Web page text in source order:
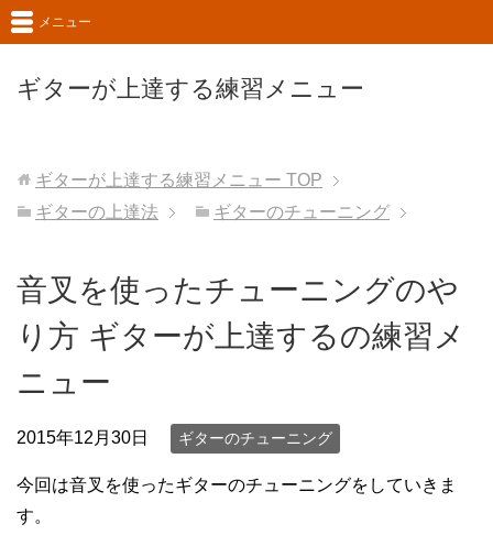
ギターが上達する練習メニュー
メニュー
ギターが上達する練習メニュー TOP
ギターの上達法
ギターのチューニング
音叉を使ったチューニングのや
り方 ギターが上達するの練習メ
ニュー
2015年12月30日 ギターのチューニング
今回は音叉を使ったギターのチューニングをしていきま
す。